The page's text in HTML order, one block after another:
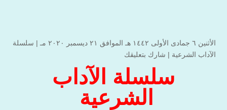
الأثنين ٦ جمادى الأولى ۱٤٤۲ هـ الموافق ۲۱ ديسمبر ۲۰۲۰ مـ |
سلسلة
الآداب الشرعية | شارك بتعليقك
سلسلة الآداب
الشرعية